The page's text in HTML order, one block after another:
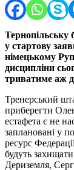
Тернопільську
у стартову
німецькому
дисципліни
триватиме аж
Тренерський
приберегти
естафета є не
заплановані у
ресурс
будуть
Дериземля,